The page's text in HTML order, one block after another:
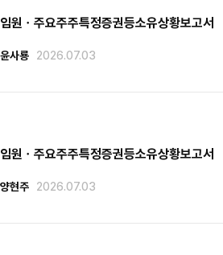
임원ㆍ주요주주특정증권등소유상황보고서
윤사룡 2026.07.03
임원ㆍ주요주주특정증권등소유상황보고서
양현주 2026.07.03